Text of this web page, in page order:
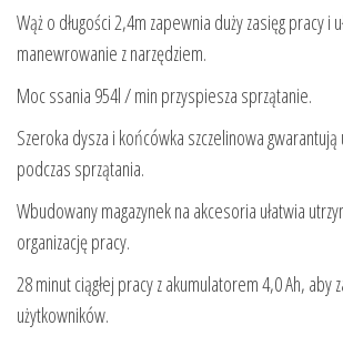
Wąż o długości 2,4m zapewnia duży zasięg pracy i
manewrowanie z narzędziem.
Moc ssania 954l / min przyspiesza sprzątanie.
Szeroka dysza i końcówka szczelinowa
podczas sprzątania.
Wbudowany magazynek na akcesoria ułatwia
organizację pracy.
28 minut ciągłej pracy z akumulatorem 4,0 Ah,
użytkowników.